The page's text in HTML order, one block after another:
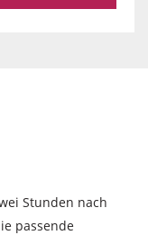
Stunden nach
passende